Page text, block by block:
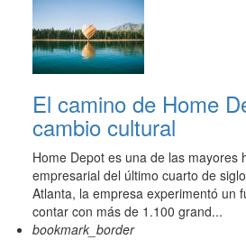
El camino de Home
cambio cultural
Home Depot es una de las mayores
empresarial del último cuarto de
Atlanta, la empresa experimentó un
contar con más de 1.100 grand...
bookmark_border